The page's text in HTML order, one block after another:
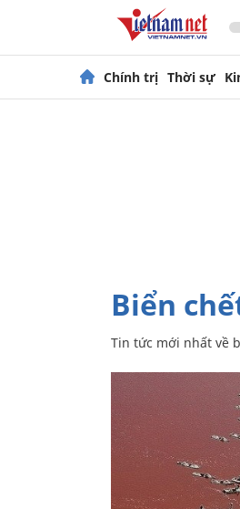
Chính trị Thời sự
biển
Tin tức mới nhất về